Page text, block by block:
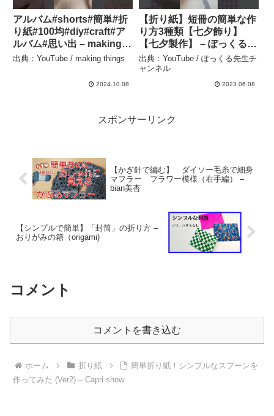
アルバム#shorts#簡単#折
り紙#100均#diy#craft#ア
ルバム#思い出 – making
things
出典：YouTube / making things
2024.10.08
【折り紙】短冊の簡単な作
り方3種類【七夕飾り】
【七夕製作】 – ぽっくる先
生チャンネル
出典：YouTube / ぽっくる先生チ
ャンネル
2023.06.08
スポンサーリンク
【かぎ針で編む】 ダイソー毛糸で細身
マフラー フラワー模様（右手編） –
bian美杏
【シンプルで簡単】「封筒」の折り方 –
おりがみの箱（origami)
コメント
コメントを書き込む
ホーム 折り紙
簡単折り紙！シンプルなスプーンを
作ってみた (Ver2) – Capri show